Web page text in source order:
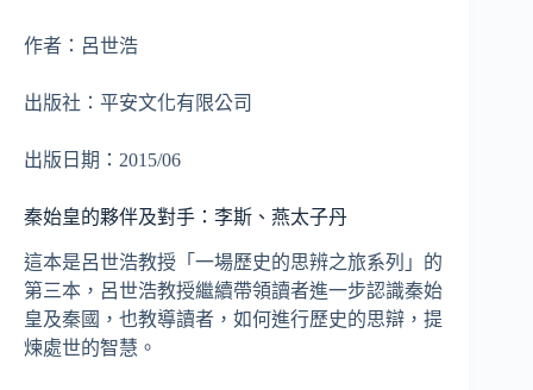
作者：呂世浩
出版社：平安文化有限公司
出版日期：2015/06
秦始皇的夥伴及對手：李斯、燕太子丹
這本是呂世浩教授「一場歷史的思辨之旅系列」的
第三本，呂世浩教授繼續帶領讀者進一步認識秦始
皇及秦國，也教導讀者，如何進行歷史的思辯，提
煉處世的智慧。